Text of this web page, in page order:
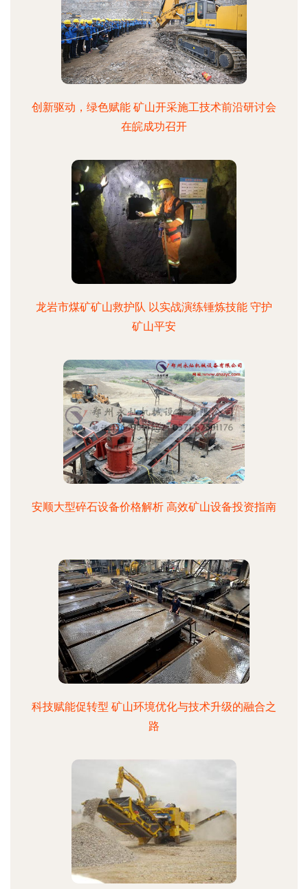
创新驱动，绿色赋能 矿山开采施工技术前沿研讨会
在皖成功召开
龙岩市煤矿矿山救护队 以实战演练锤炼技能 守护
矿山平安
安顺大型碎石设备价格解析 高效矿山设备投资指南
科技赋能促转型 矿山环境优化与技术升级的融合之
路